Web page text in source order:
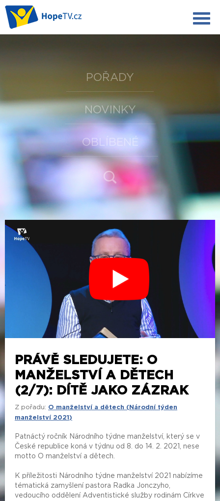
POŘADY
NOVINKY
OBLÍBENÉ
PRÁVĚ SLEDUJETE: O
MANŽELSTVÍ A DĚTECH
(2/7): DÍTĚ JAKO ZÁZRAK
Z pořadu: O manželství a dětech (Národní týden
manželství 2021)
Patnáctý ročník Národního týdne manželství, který se v
České republice koná v týdnu od 8. do 14. 2. 2021, nese
motto O manželství a dětech.
K příležitosti Národního týdne manželství 2021 nabízíme
tématická zamyšlení pastora Radka Jonczyho,
vedoucího oddělení Adventistické služby rodinám Církve